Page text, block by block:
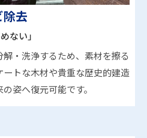
去
ない｣
・洗浄するため、素材を擦る
トな木材や貴重な歴史的建造
姿へ復元可能です。